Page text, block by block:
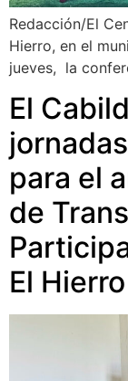
Redacción/El
Hierro, en el
jueves, la
El
para el
de
El Hierro